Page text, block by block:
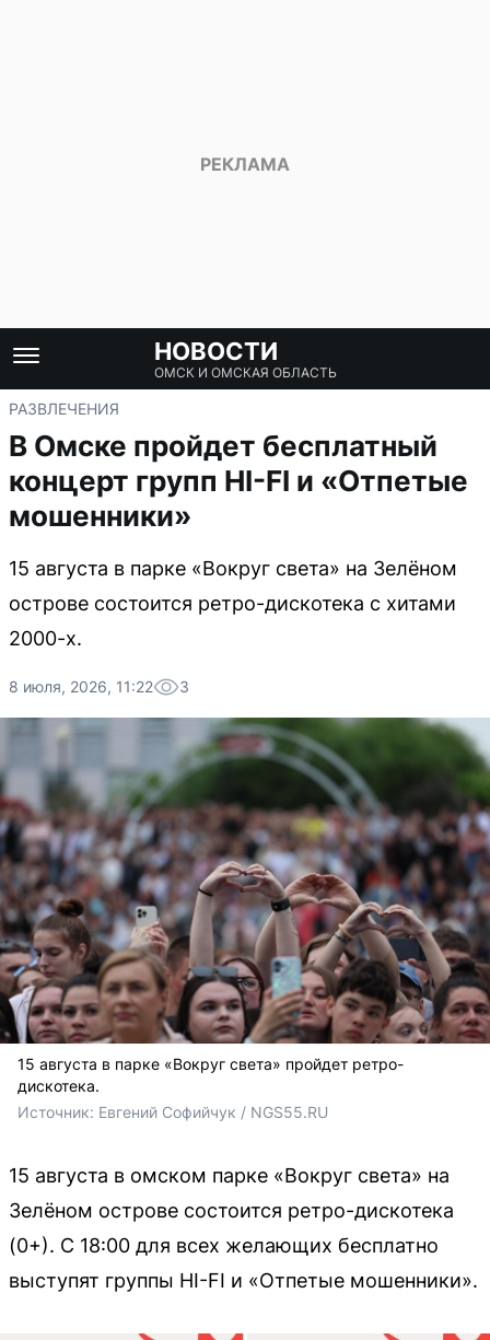
НОВОСТИ
ОМСК И ОМСКАЯ ОБЛАСТЬ
РАЗВЛЕЧЕНИЯ
В Омске пройдет бесплатный
концерт групп HI-FI и «Отпетые
мошенники»
15 августа в парке «Вокруг света» на Зелёном
острове состоится ретро-дискотека с хитами
2000-х.
8 июля, 2026, 11:22 3
15 августа в парке «Вокруг света» пройдет ретро-
дискотека.
Источник: Евгений Софийчук / NGS55.RU
15 августа в омском парке «Вокруг света» на
Зелёном острове состоится ретро-дискотека
(0+). С 18:00 для всех желающих бесплатно
выступят группы HI-FI и «Отпетые мошенники».